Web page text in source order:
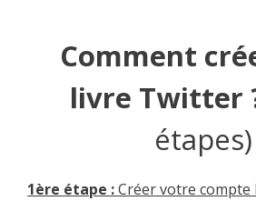
Comment
livre Twitter
étapes)
1ère étape :Créer votre compte